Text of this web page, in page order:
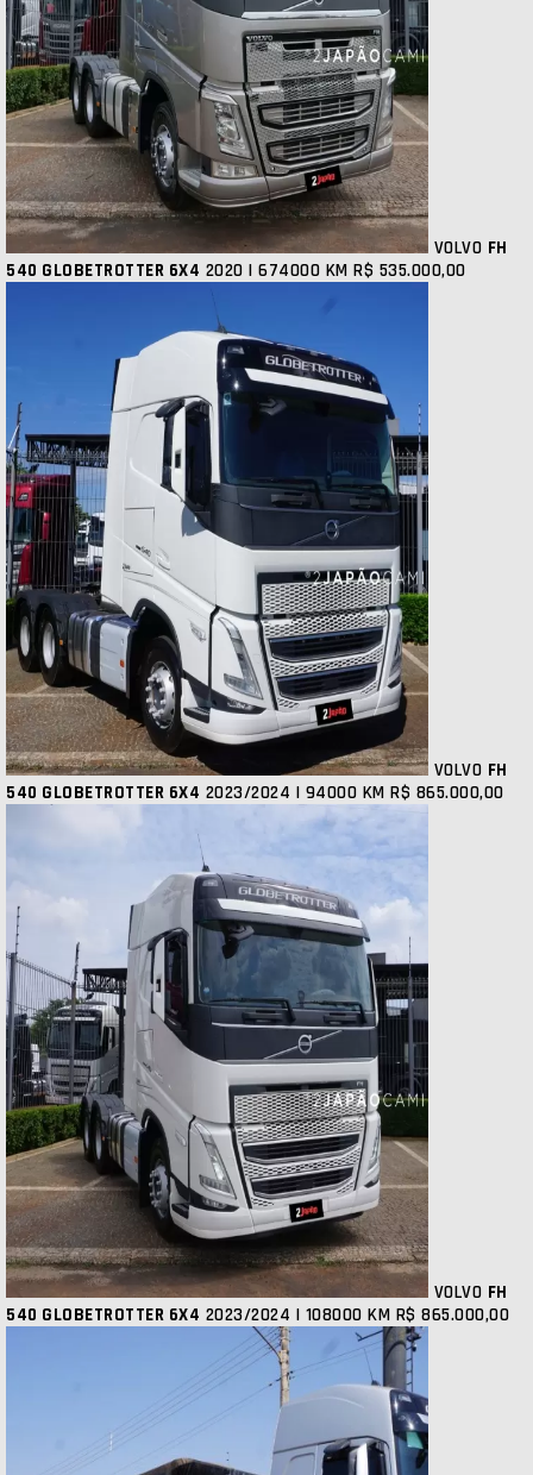
VOLVO FH
540 GLOBETROTTER 6X4 2020 | 674000 KM R$ 535.000,00
VOLVO FH
540 GLOBETROTTER 6X4 2023/2024 | 94000 KM R$ 865.000,00
VOLVO FH
540 GLOBETROTTER 6X4 2023/2024 | 108000 KM R$ 865.000,00